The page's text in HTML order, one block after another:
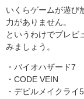
いくらゲームが遊び
力がありません。
というわけでプレビ
みましょう。
・バイオハザード7
・CODE VEIN
・デビルメイクライ5